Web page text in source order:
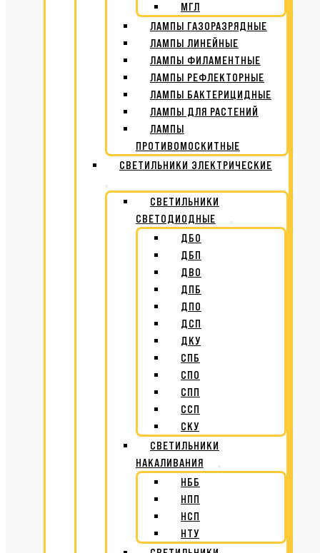
МГЛ
ЛАМПЫ ГАЗОРАЗРЯДНЫЕ
ЛАМПЫ ЛИНЕЙНЫЕ
ЛАМПЫ ФИЛАМЕНТНЫЕ
ЛАМПЫ РЕФЛЕКТОРНЫЕ
ЛАМПЫ БАКТЕРИЦИДНЫЕ
ЛАМПЫ ДЛЯ РАСТЕНИЙ
ЛАМПЫ
ПРОТИВОМОСКИТНЫЕ
СВЕТИЛЬНИКИ ЭЛЕКТРИЧЕСКИЕ
СВЕТИЛЬНИКИ
СВЕТОДИОДНЫЕ
ДБО
ДБП
ДВО
ДПБ
ДПО
ДСП
ДКУ
СПБ
СПО
СПП
ССП
СКУ
СВЕТИЛЬНИКИ
НАКАЛИВАНИЯ
НББ
НПП
НСП
НТУ